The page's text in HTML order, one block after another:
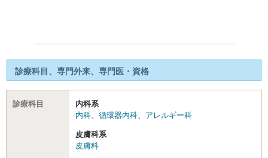
診療科目、専門外来、専門医・資格
診療科目
内科系
内科
循環器内科 アレルギー科
皮膚科系
皮膚科